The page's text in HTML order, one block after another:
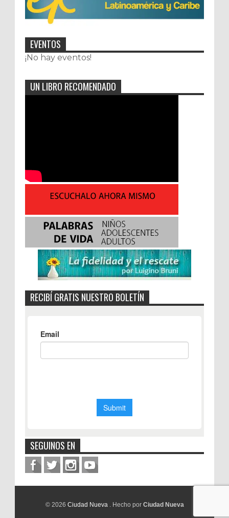
EVENTOS
¡No hay eventos!
UN LIBRO RECOMENDADO
RECIBÍ GRATIS NUESTRO BOLETÍN
SEGUINOS EN
© 2026 Ciudad Nueva . Hecho por Ciudad Nueva